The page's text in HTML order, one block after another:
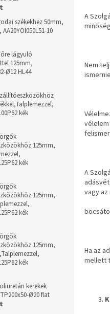
székekhez 50mm,
10
lágyuló
125mm,
Ø12 HL44
kék
125mm,
kék
125mm,
kék
125mm,
kék
kerekek
Ø20 flat
A
Nem
A
vagy
Ha az
mellett